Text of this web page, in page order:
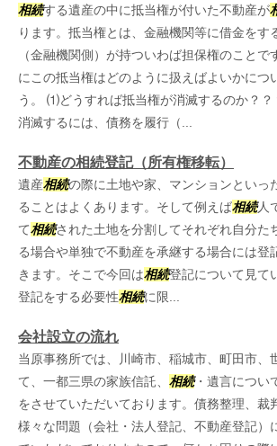
相続する遺産の中に抵当権が付いた不動産が
ります。抵当権とは、金融機関等に借金をす
（金融機関側）が持ついわば担保権のことで
にこの抵当権はどのように扱えばよいかにつ
う。 ⑴どうすれば抵当権が消滅するのか？？
消滅するには、債務を履行（...
不動産の相続登記（所有権移転）
遺産相続の際に土地や家、マンションといっ
ることはよくあります。そして例えば相続人
て相続された土地を分割してそれぞれ自分た
る場合や単独で不動産を承継する場合には登
きます。そこで今回は相続登記について見
登記をする必要性相続に限...
会社設立の流れ
当原事務所では、川崎市、稲城市、町田市、
て、一都三県の家族信託、 相続・遺言につい
をさせていただいております。債務整理、裁
様々な問題（会社・法人登記、不動産登記）